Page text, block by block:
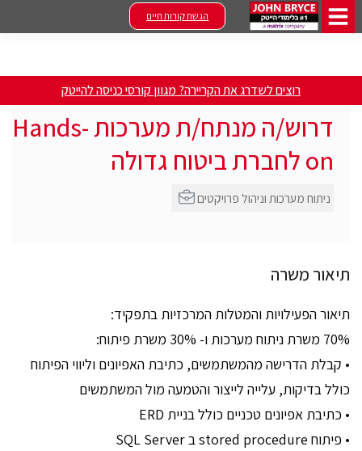
הגשת קורות חיים
רוצים לשדרג את הקריירה? מגוון קורסי כניסה להייטק
דרוש/ה מנתח/ת מערכות Hands-
on לחברת ביטוח גדולה
תיאור משרה
תיאור הפעילויות והמטלות המרכזיות בתפקיד:
70% משרת ניתוח מערכות ו- 30% משרת פיתוח:
• קבלת הדרישה מהמשתמשים, כתיבת האפיונים וליווי הפיתוח
כולל בדיקות, עלייה לייצור והטמעה מול המשתמשים
• כתיבת אפיונים טכניים כולל בניית ERD
• פיתוח stored procedure ב SQL Server